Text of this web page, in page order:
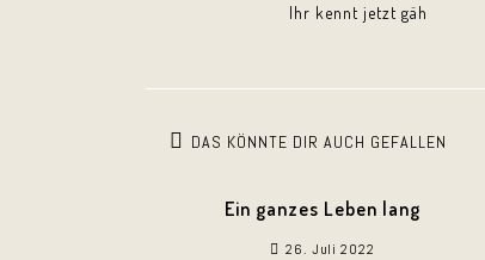
Ihr kennt jetzt gäh
DAS KÖNNTE DIR AUCH GEFALLEN
Ein ganzes Leben lang
26. Juli 2022